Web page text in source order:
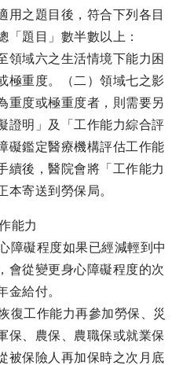
用之題目後，符合下列各目
「題目」數半數以上：
領域六之生活情境下能力困
極重度。（二）領域七之影
重度或極重度者，則需要另
證明」及「工作能力綜合評
礙鑑定醫療機構評估工作能
續後，醫院會將「工作能力
本寄送到勞保局。
能力
障礙程度如果已經減輕到中
會從變更身心障礙程度的次
金給付。
復工作能力再參加勞保、災
保、農保、農職保或就業保
被保險人再加保時之次月底